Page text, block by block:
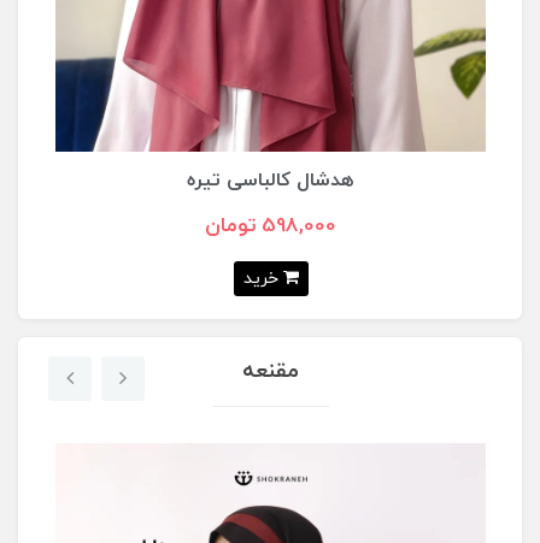
هدشال کالباسی تیره
598,000 تومان
خرید
مقنعه